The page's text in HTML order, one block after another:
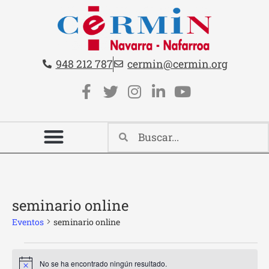
Contacto cabecera
Teléfono:
948 212 787 Email:
cermin@cermin.org
Redes sociales cabecera
seminario online
Eventos seminario online
Aviso No se ha encontrado ningún resultado.